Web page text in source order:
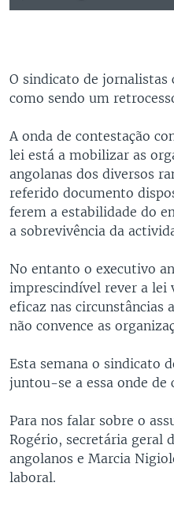
O sindicato de jornalistas
como sendo um
A onda de contestação
lei está a mobilizar as
angolanas dos diversos
referido documento
ferem a estabilidade do
a sobrevivência da
No entanto o executivo
imprescindível rever a
eficaz nas circunstâncias
não convence as
Esta semana o sindicato
juntou-se a essa onde de
Para nos falar sobre o
Rogério, secretária geral
angolanos e Marcia
laboral.